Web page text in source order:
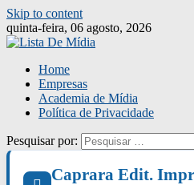
Skip to content
quinta-feira, 06 agosto, 2026
Home
Empresas
Academia de Mídia
Política de Privacidade
Pesquisar por:
Caprara Edit.